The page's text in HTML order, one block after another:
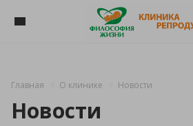
Главная О клинике Новости
Новости